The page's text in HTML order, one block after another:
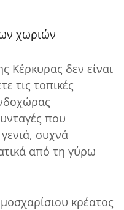
χωριών
Κέρκυρας δεν είναι
τις τοπικές
που
συχνά
από τη γύρω
κρέατος